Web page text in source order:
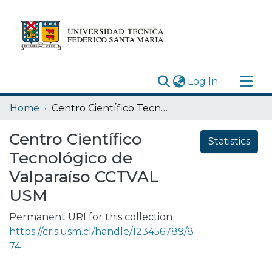
Log In (current)
Research Outputs
Acerca de
Depósito
Home Centro Científico Tecnológico de Valparaíso CCTVAL USM
Centro Científico
Tecnológico de
Valparaíso CCTVAL
USM
Permanent URI for this collection
https://cris.usm.cl/handle/123456789/8
74
Statistics